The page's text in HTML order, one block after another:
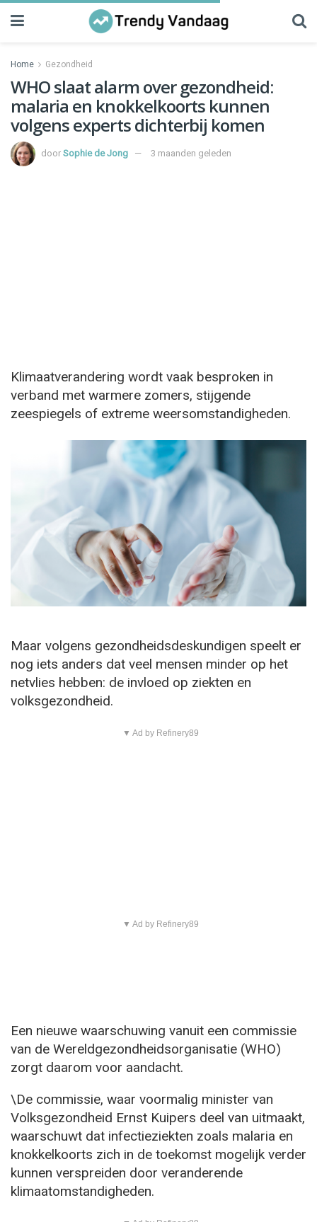
Home Gezondheid
WHO slaat alarm over gezondheid:
malaria en knokkelkoorts kunnen
volgens experts dichterbij komen
door Sophie de Jong 3 maanden geleden
Klimaatverandering wordt vaak besproken in
verband met warmere zomers, stijgende
zeespiegels of extreme weersomstandigheden.
Maar volgens gezondheidsdeskundigen speelt er
nog iets anders dat veel mensen minder op het
netvlies hebben: de invloed op ziekten en
volksgezondheid.
▼ Ad by Refinery89
▼ Ad by Refinery89
Een nieuwe waarschuwing vanuit een commissie
van de Wereldgezondheidsorganisatie (WHO)
zorgt daarom voor aandacht.
\De commissie, waar voormalig minister van
Volksgezondheid Ernst Kuipers deel van uitmaakt,
waarschuwt dat infectieziekten zoals malaria en
knokkelkoorts zich in de toekomst mogelijk verder
kunnen verspreiden door veranderende
klimaatomstandigheden.